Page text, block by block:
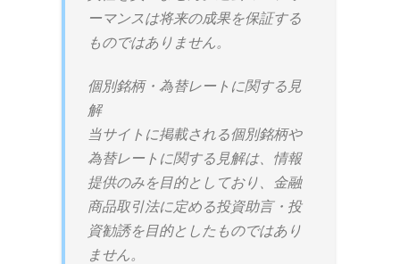
ーマンスは将来の成果を保証する
ものではありません。
個別銘柄・為替レートに関する見
解
当サイトに掲載される個別銘柄や
為替レートに関する見解は、情報
提供のみを目的としており、金融
商品取引法に定める投資助言・投
資勧誘を目的としたものではあり
ません。